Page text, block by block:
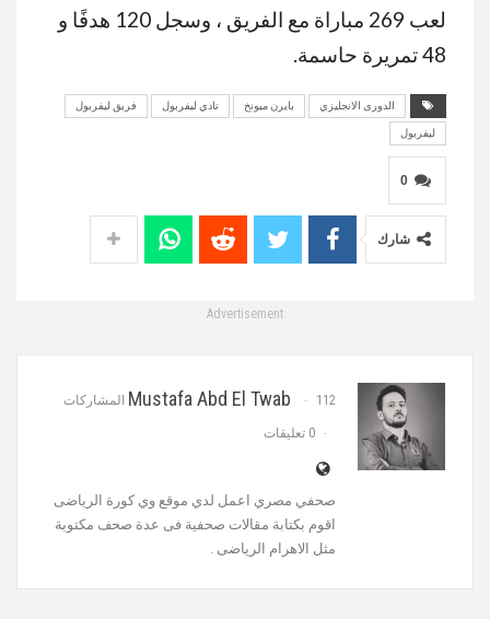
لعب 269 مباراة مع الفريق ، وسجل 120 هدفًا و
48 تمريرة حاسمة.
الدورى الانجليزي بايرن ميونخ تادي ليفربول فريق ليفربول
ليفربول
0
شارك
Advertisement
Mustafa Abd El Twab 112 المشاركات
0 تعليقات
‏صحفي مصري اعمل لدي موقع وي كورة الرياضى
اقوم بكتابة مقالات صحفية فى عدة صحف مكتوبة
مثل الاهرام الرياضى .